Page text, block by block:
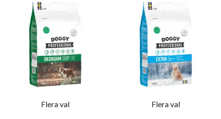
Flera val Flera val